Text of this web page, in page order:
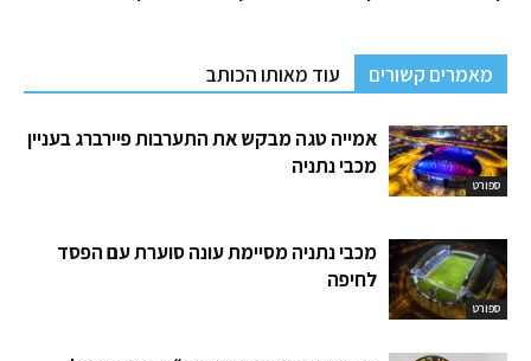
מאמרים קשורים עוד מאותו הכותב
ספורט
אמייה טגה מבקש את התערבות פיירברג בעניין
מכבי נתניה
ספורט
מכבי נתניה מסיימת עונה סוערת עם הפסד
לחיפה